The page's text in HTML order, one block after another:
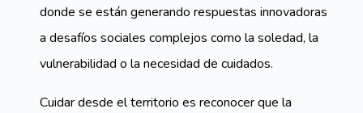
donde se están generando respuestas innovadoras
a desafíos sociales complejos como la soledad, la
vulnerabilidad o la necesidad de cuidados.
Cuidar desde el territorio es reconocer que la